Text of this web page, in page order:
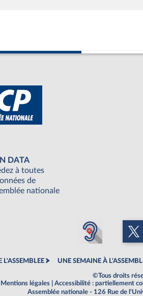
DATA
à toutes
de
nationale
L'ASSEMBLEE UNE SEMAINE À
©Tous droits
Mentions légales
Accessibilité : partiellement
Assemblée nationale - 126 Rue de